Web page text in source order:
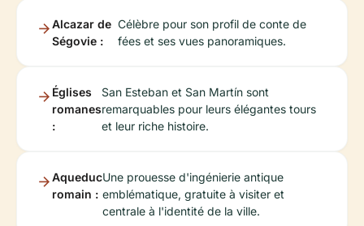
Alcazar de
Ségovie :
Célèbre pour son profil de conte de
fées et ses vues panoramiques.
Églises
romanes
:
San Esteban et San Martín sont
remarquables pour leurs élégantes tours
et leur riche histoire.
Aqueduc
romain :
Une prouesse d'ingénierie antique
emblématique, gratuite à visiter et
centrale à l'identité de la ville.